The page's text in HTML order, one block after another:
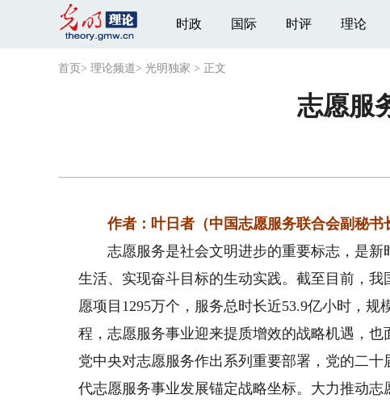
时政 国际 时评 理论
首页 > 理论频道> 光明独家 > 正文
志愿服
作者：叶日者（中国志愿服务联合会副秘书
志愿服务是社会文明进步的重要标志，是新
生活、实现奋斗目标的生动实践。截至目前，
愿项目1295万个，服务总时长近53.9亿小时，
程，志愿服务事业迎来提质增效的战略机遇，
党中央对志愿服务作出系列重要部署，党的二
代志愿服务事业发展锚定战略坐标。大力推动